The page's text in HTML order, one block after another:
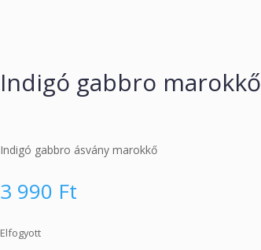
Indigó gabbro marokkő
Indigó gabbro ásvány marokkő
3 990 Ft
Elfogyott